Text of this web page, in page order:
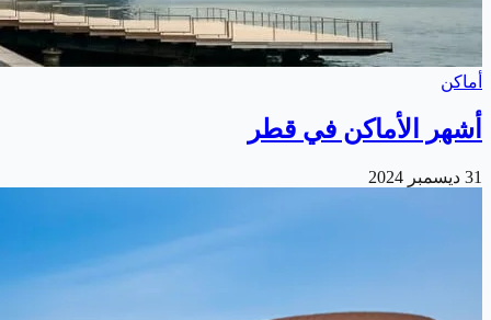
أماكن
أشهر الأماكن في قطر
31 ديسمبر 2024